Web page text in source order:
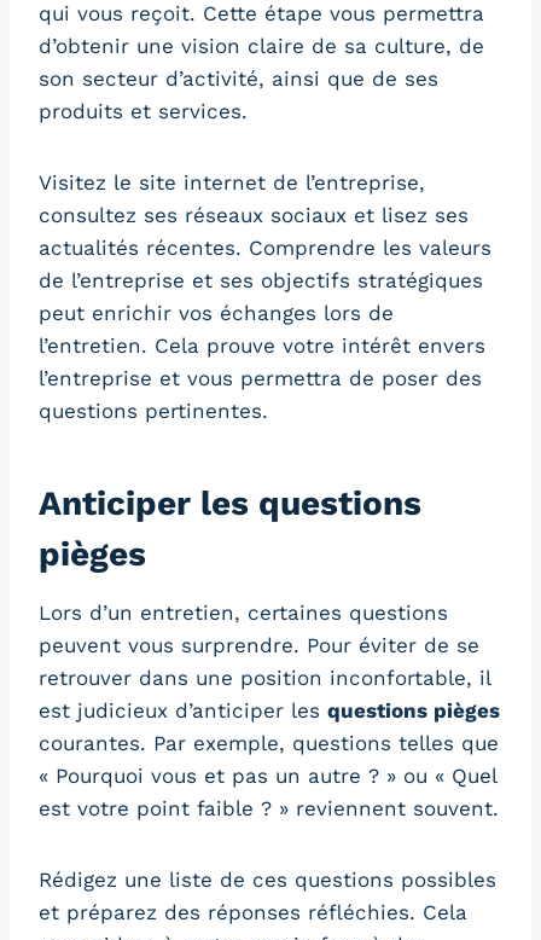
qui vous reçoit. Cette étape vous permettra
d’obtenir une vision claire de sa culture, de
son secteur d’activité, ainsi que de ses
produits et services.
Visitez le site internet de l’entreprise,
consultez ses réseaux sociaux et lisez ses
actualités récentes. Comprendre les valeurs
de l’entreprise et ses objectifs stratégiques
peut enrichir vos échanges lors de
l’entretien. Cela prouve votre intérêt envers
l’entreprise et vous permettra de poser des
questions pertinentes.
Anticiper les questions
pièges
Lors d’un entretien, certaines questions
peuvent vous surprendre. Pour éviter de se
retrouver dans une position inconfortable, il
est judicieux d’anticiper les questions pièges
courantes. Par exemple, questions telles que
« Pourquoi vous et pas un autre ? » ou « Quel
est votre point faible ? » reviennent souvent.
Rédigez une liste de ces questions possibles
et préparez des réponses réfléchies. Cela